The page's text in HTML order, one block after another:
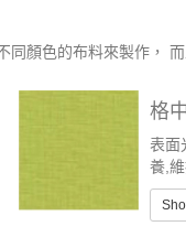
同顏色的布料來製作，
格
表面
養,